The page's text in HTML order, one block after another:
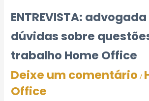
ENTREVISTA:
dúvidas sobre
trabalho Home Office
Deixe um comentário /
Office